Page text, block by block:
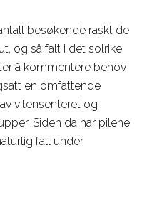
besøkende raskt de
og så falt i det solrike
å kommentere behov
en omfattende
vitensenteret og
Siden da har pilene
fall under